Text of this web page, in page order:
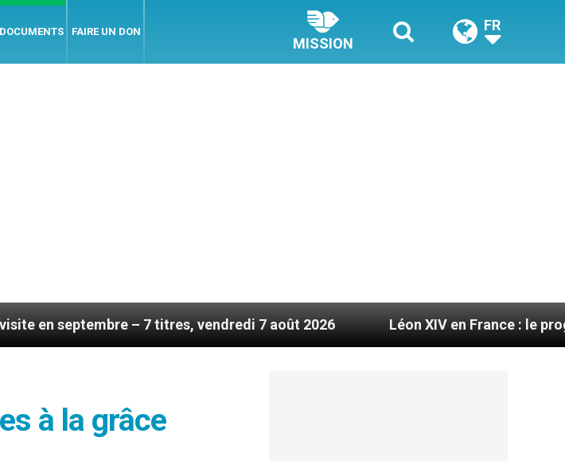
DOCUMENTS FAIRE UN DON
MISSION
FR
– 7 titres, vendredi 7 août 2026 Léon XIV en France : le programme
à la grâce